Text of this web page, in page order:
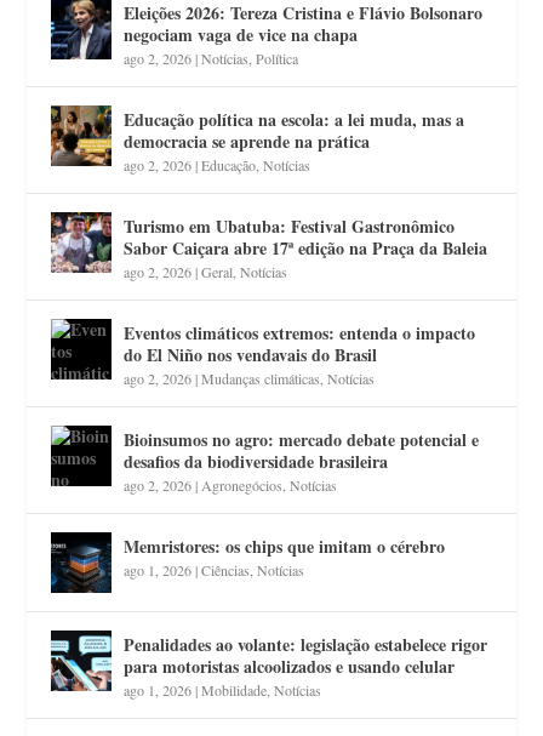
Eleições 2026: Tereza Cristina e Flávio Bolsonaro
negociam vaga de vice na chapa
ago 2, 2026|Notícias ,Política
Educação política na escola: a lei muda, mas a
democracia se aprende na prática
ago 2, 2026|Educação ,Notícias
Turismo em Ubatuba: Festival Gastronômico
Sabor Caiçara abre 17ª edição na Praça da Baleia
ago 2, 2026|Geral ,Notícias
Eventos climáticos extremos: entenda o impacto
do El Niño nos vendavais do Brasil
ago 2, 2026|Mudanças climáticas ,Notícias
Bioinsumos no agro: mercado debate potencial e
desafios da biodiversidade brasileira
ago 2, 2026| Agronegócios ,Notícias
Memristores: os chips que imitam o cérebro
ago 1, 2026|Ciências ,Notícias
Penalidades ao volante: legislação estabelece rigor
para motoristas alcoolizados e usando celular
ago 1, 2026|Mobilidade ,Notícias